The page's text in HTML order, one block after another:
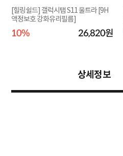
[힐링쉴드] 갤럭시탭 S11 울트라 [9H
액정보호 강화유리필름]
10% 26,820원
상세정보